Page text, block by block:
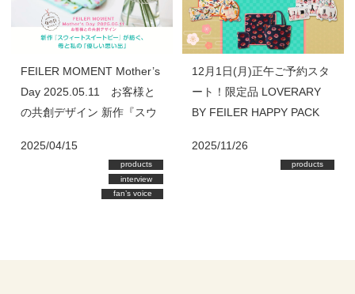
FEILER MOMENT Mother’s
Day 2025.05.11 お客様と
の共創デザイン 新作『スウ
ぐ、母と私の「優しい思い
2025/04/15
products
interview
fan’s voice
12月1日(月)正午ご予約スタ
ート！限定品 LOVERARY
BY FEILER HAPPY PACK
2025/11/26
products